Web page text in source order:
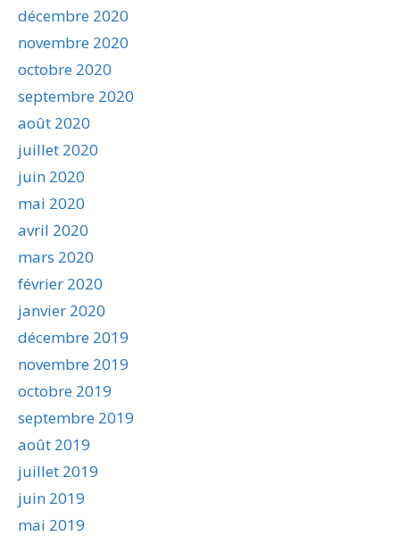
décembre 2020
novembre 2020
octobre 2020
septembre 2020
août 2020
juillet 2020
juin 2020
mai 2020
avril 2020
mars 2020
février 2020
janvier 2020
décembre 2019
novembre 2019
octobre 2019
septembre 2019
août 2019
juillet 2019
juin 2019
mai 2019